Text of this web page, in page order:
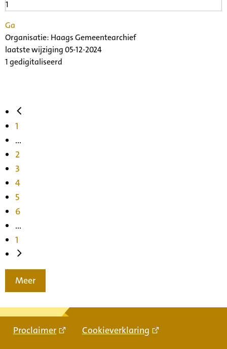
Ga
Organisatie: Haags Gemeentearchief
laatste wijziging 05-12-2024
1 gedigitaliseerd
1
...
2
3
4
5
6
...
1
Meer
Proclaimer Cookieverklaring